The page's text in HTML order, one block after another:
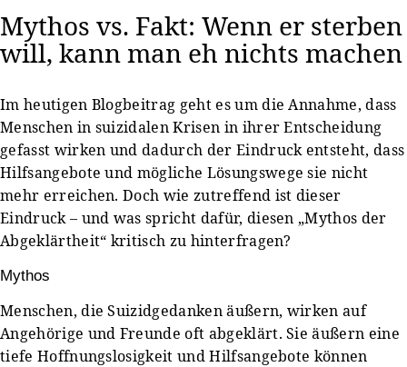
Mythos vs. Fakt: Wenn er sterben
will, kann man eh nichts machen
Im heutigen Blogbeitrag geht es um die Annahme, dass
Menschen in suizidalen Krisen in ihrer Entscheidung
gefasst wirken und dadurch der Eindruck entsteht, dass
Hilfsangebote und mögliche Lösungswege sie nicht
mehr erreichen. Doch wie zutreffend ist dieser
Eindruck – und was spricht dafür, diesen „Mythos der
Abgeklärtheit“ kritisch zu hinterfragen?
Mythos
Menschen, die Suizidgedanken äußern, wirken auf
Angehörige und Freunde oft abgeklärt. Sie äußern eine
tiefe Hoffnungslosigkeit und Hilfsangebote können